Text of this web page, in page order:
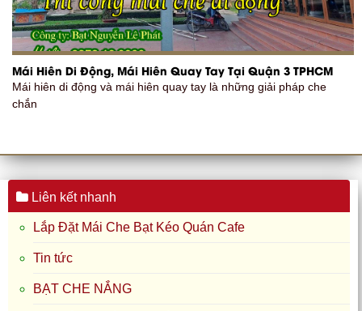
Mái Hiên Di Động, Mái Hiên Quay Tay Tại Quận 3 TPHCM
Mái hiên di động và mái hiên quay tay là những giải pháp che
chắn
Liên kết nhanh
Lắp Đặt Mái Che Bạt Kéo Quán Cafe
Tin tức
BẠT CHE NẮNG